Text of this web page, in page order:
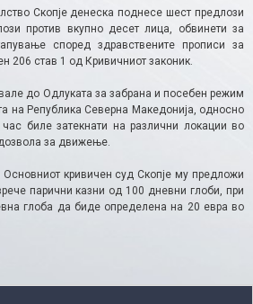
Скопје денеска поднесе шест предлози
против вкупно десет лица, обвинети за
според здравствените прописи за
206 став 1 од Кривичниот законик.
до Одлуката за забрана и посебен режим
на Република Северна Македонија, односно
биле затекнати на различни локации во
за движење.
Основниот кривичен суд Скопје му предложи
парични казни од 100 дневни глоби, при
глоба да биде определена на 20 евра во